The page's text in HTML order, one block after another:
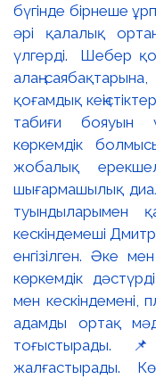
бүгінде бірнеше
әрі қалалық
үлгерді. Шебер
алаң-
қоғамдық
табиғи бояуын
көркемдік
жобалық
шығармашылық
туындыларымен
кескіндемеші
енгізілген. Әке
көркемдік
мен кескіндемені,
адамды ортақ
тоғыстырады.
жалғастырады.